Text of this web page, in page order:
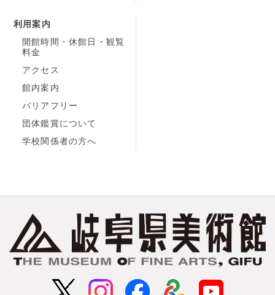
利用案内
開館時間・休館日・観覧
料金
アクセス
館内案内
バリアフリー
団体鑑賞について
学校関係者の方へ